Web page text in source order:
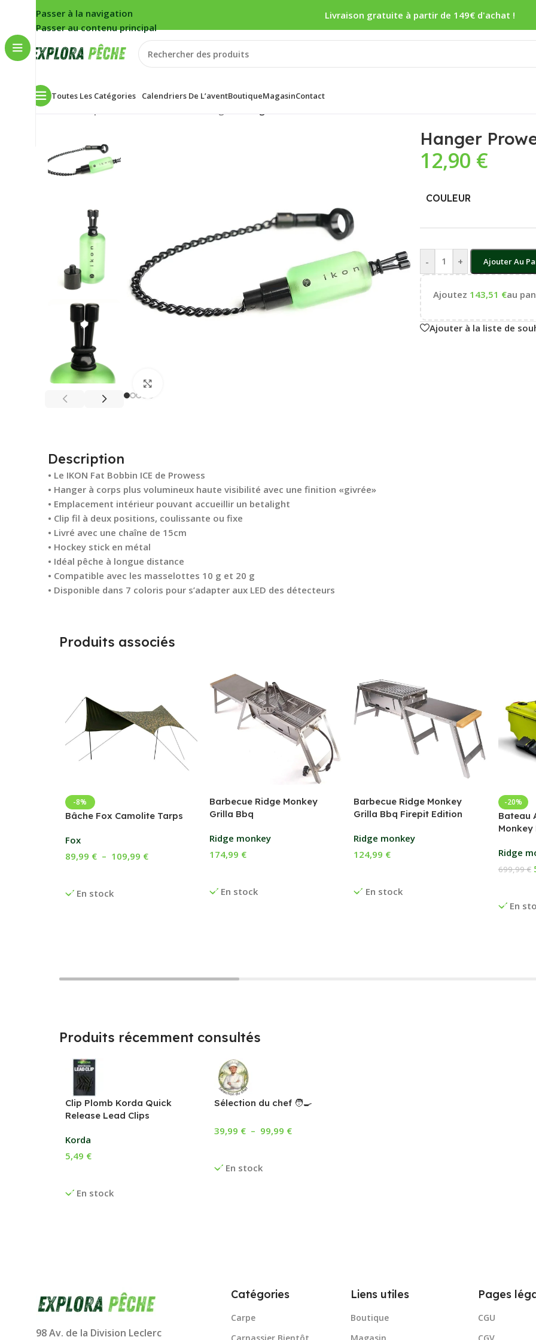
Passer à la navigation
Passer au contenu principal
Livraison gratuite à partir de 149€ d'achat !
Toutes Les Catégories Calendriers De L’aventBoutiqueMagasinContact
Accueil
Hanger
12,90 €
COULEUR
- + Ajouter Au
Ajoutez 143,51 €au
Ajouter à la liste de
Description
• Le IKON Fat Bobbin ICE de Prowess
• Hanger à corps plus volumineux haute visibilité avec une finition «givrée»
• Emplacement intérieur pouvant accueillir un betalight
• Clip fil à deux positions, coulissante ou fixe
• Livré avec une chaîne de 15cm
• Hockey stick en métal
• Idéal pêche à longue distance
• Compatible avec les masselottes 10 g et 20 g
• Disponible dans 7 coloris pour s’adapter aux LED des détecteurs
Produits associés
-8%
Bâche Fox Camolite Tarps
Fox
En stock
89,99 € – 109,99 €
Barbecue Ridge Monkey
Grilla Bbq
Ridge monkey
En stock
174,99 €
Barbecue Ridge Monkey
Grilla Bbq Firepit Edition
Ridge monkey
En stock
124,99 €
-20%
Bateau
Monkey
Ridge
En
699,99€
Produits récemment consultés
Clip Plomb Korda Quick
Release Lead Clips
Korda
En stock
5,49 €
Sélection du chef 🧑‍🍳
En stock
39,99 € – 99,99 €
98 Av. de la Division Leclerc
Catégories
Carpe
Liens utiles
Boutique
Pages
CGU